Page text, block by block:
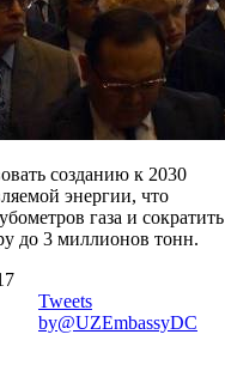
созданию к 2030
энергии, что
газа и сократить
до 3 миллионов тонн.
Tweets
by@UZEmbassyDC